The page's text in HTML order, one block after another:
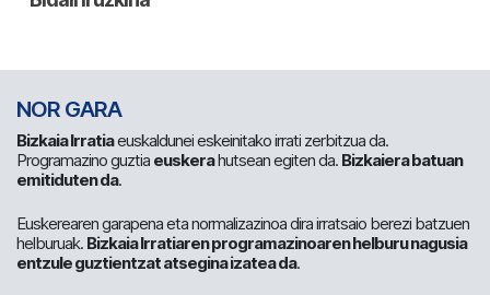
NOR GARA
Bizkaia Irratiaeuskaldunei eskeinitako irrati zerbitzua da.
Programazino guztia euskerahutsean egiten da. Bizkaiera batuan
emitiduten da.
Euskerearen garapena eta normalizazinoa dira irratsaio berezi batzuen
helburuak. Bizkaia Irratiaren programazinoaren helburu nagusia
entzule guztientzat atsegina izatea da.